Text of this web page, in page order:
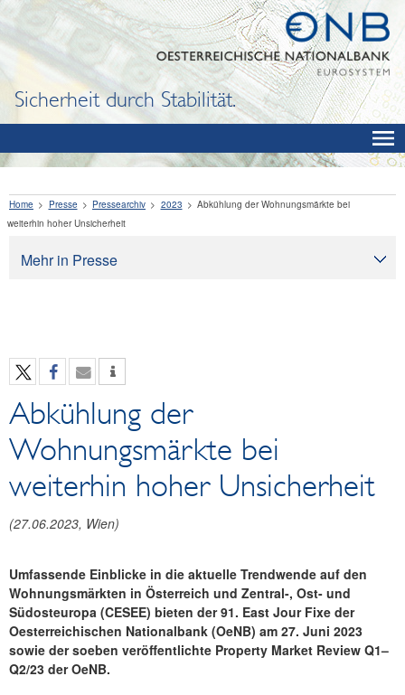
Sicherheit durch Stabilität.
Mehr in Presse
OeNB-Blog
OeNB-Podcast
Reden und Präsentationen
Berichte
Infografiken
Fotos
Home Presse Pressearchiv 2023
Abkühlung der Wohnungsmärkte bei
weiterhin hoher Unsicherheit
Abkühlung der
Wohnungsmärkte bei
weiterhin hoher Unsicherheit
(27.06.2023, Wien)
Umfassende Einblicke in die aktuelle Trendwende auf den
Wohnungsmärkten in Österreich und Zentral-, Ost- und
Südosteuropa (CESEE) bieten der 91. East Jour Fixe der
Oesterreichischen Nationalbank (OeNB) am 27. Juni 2023
sowie der soeben veröffentlichte Property Market Review Q1–
Q2/23 der OeNB.